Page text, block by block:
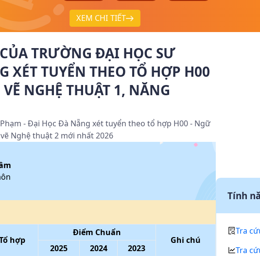
XEM CHI TIẾT
TRƯỜNG ĐẠI HỌC SƯ
TUYỂN THEO TỔ HỢP H00
NGHỆ THUẬT 1, NĂNG
- Đại Học Đà Nẵng xét tuyển theo tổ hợp H00 - Ngữ
Nghệ thuật 2 mới nhất 2026
hợp
Điểm Chuẩn
Ghi chú
2025 2024
2023
Tính
Tra
Tra